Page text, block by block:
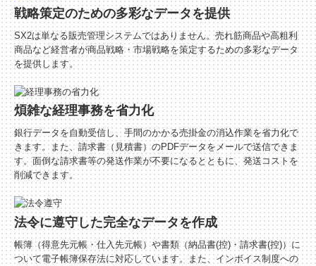
戦略策定のための多彩なデータを提供
SX2は単なる販売管理システムではありません。売れ筋商品や高粗利
商品など経営者が商品戦略・市場戦略を策定するための多彩なデータ
を提供します。
煩雑な経理事務を省力化
銀行データを自動受信し、手間のかかる売掛金の消込作業を省力化で
きます。また、請求書（見積書）のPDFデータをメールで送信できま
す。面倒な請求書等の発送作業が不要になるとともに、発送コストを
削減できます。
法令に遵守した完全なデータを作成
帳簿（得意先元帳・仕入先元帳）や書類（納品書(控)・請求書(控)）に
ついて電子帳簿保存法に対応しています。また、インボイス制度への